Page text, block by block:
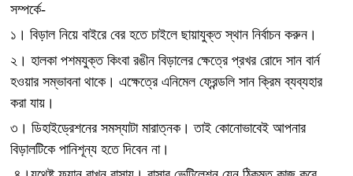
সম্পর্কে-
১। বিড়াল নিয়ে বাইরে বের হতে চাইলে ছায়াযুক্ত স্থান নির্বাচন করুন।
২। হালকা পশমযুক্ত কিংবা রঙীন বিড়ালের ক্ষেত্রে প্রখর রোদে সান বার্ন
হওয়ার সম্ভাবনা থাকে। এক্ষেত্রে এনিমেল ফ্রেন্ডলি সান ক্রিম ব্যব্যহার
করা যায়।
৩। ডিহাইড্রেশনের সমস্যাটা মারাত্নক। তাই কোনোভাবেই আপনার
বিড়ালটিকে পানিশূন্য হতে দিবেন না।